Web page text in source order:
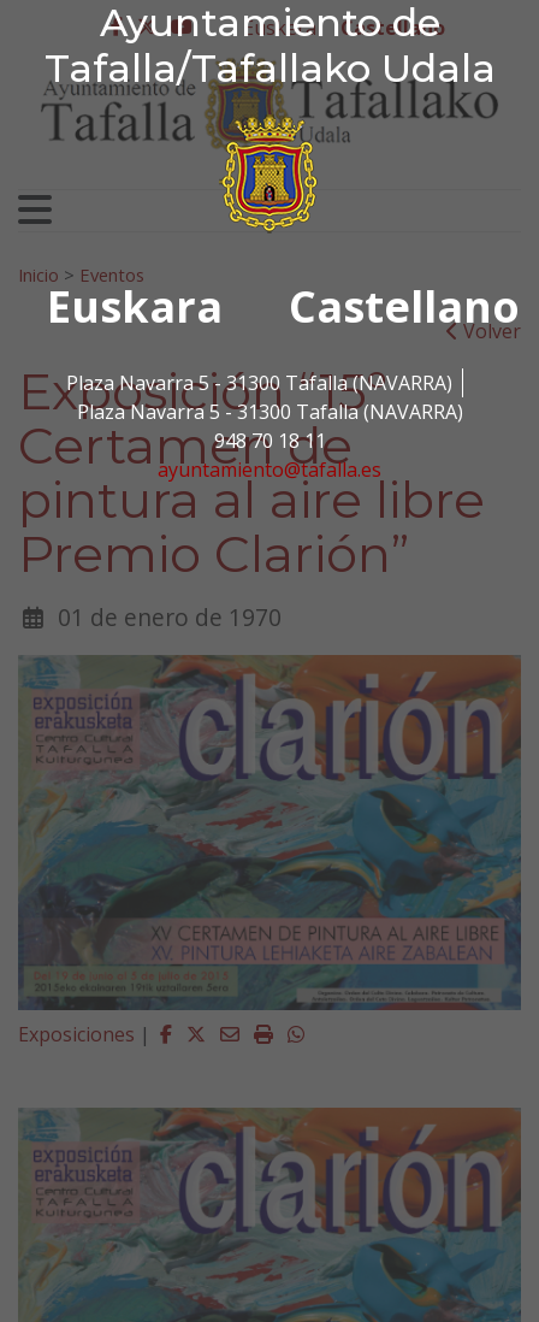
Ayuntamiento de
Tafalla/Tafallako Udala
Euskara Castellano
Plaza Navarra 5 - 31300 Tafalla (NAVARRA)
Plaza Navarra 5 - 31300 Tafalla (NAVARRA)
948 70 18 11
ayuntamiento@tafalla.es
Ir al contenido
Ayuntamiento de
facebook
twitter
youtube
Euskera Castellano
Search for:
Inicio > Eventos
Volver
Exposición “15º
Certamen de
pintura al aire libre
Premio Clarión”
01 de enero de 1970
Exposiciones | Facebook
Twitter
EmailImprimirWhatsapp